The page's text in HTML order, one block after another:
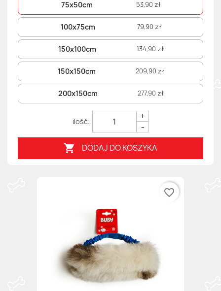
75x50cm 53,90 zł
100x75cm 79,90 zł
150x100cm 134,90 zł
150x150cm 209,90 zł
200x150cm 277,90 zł
+
-
 DODAJ DO KOSZYKA
favorite_border